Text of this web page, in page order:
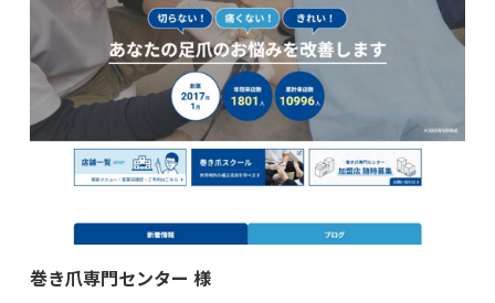
巻き爪専門センター 様